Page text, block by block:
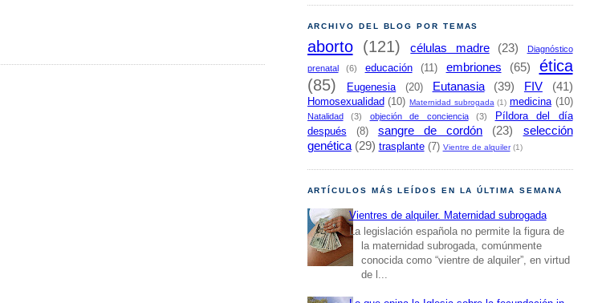
ARCHIVO DEL BLOG POR TEMAS
aborto (121) células madre (23)
Diagnóstico
prenatal
(6) educación (11) embriones (65)
ética
(85)
Eugenesia (20) Eutanasia (39) FIV (41)
Homosexualidad (10) Maternidad subrogada (1) medicina (10)
Natalidad (3) objeción de conciencia (3)
Píldora del día
después
(8) sangre de cordón (23)
selección
genética (29) trasplante (7) Vientre de alquiler (1)
ARTÍCULOS MÁS LEÍDOS EN LA ÚLTIMA SEMANA
Vientres de alquiler. Maternidad subrogada
La legislación española no permite la figura de
la maternidad subrogada, comúnmente
conocida como “vientre de alquiler”, en virtud
de l...